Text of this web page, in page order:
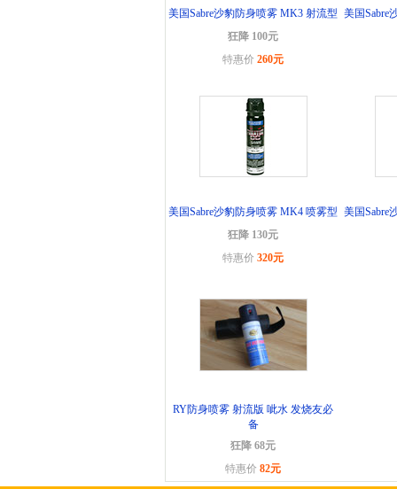
美国Sabre沙豹防身喷雾 MK3 射流型
狂降 100元
特惠价260元
美国Sabre
美国Sabre沙豹防身喷雾 MK4 喷雾型
狂降 130元
特惠价320元
美国Sabre
RY防身喷雾 射流版 呲水 发烧友必
备
狂降 68元
特惠价82元